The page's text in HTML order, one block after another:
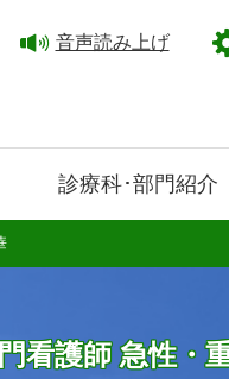
音声読み上げ
診療科･部門紹介
看護師 急性・